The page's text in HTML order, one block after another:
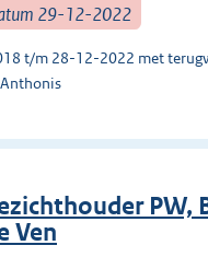
29-12-2022
t/m 28-12-2022 met
PW,
Ven